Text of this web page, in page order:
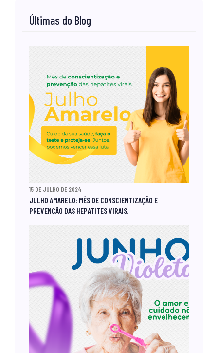
Últimas do Blog
15 DE JULHO DE 2024
JULHO AMARELO: MÊS DE CONSCIENTIZAÇÃO E
PREVENÇÃO DAS HEPATITES VIRAIS.